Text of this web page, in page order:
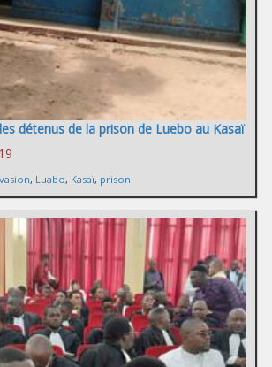
détenus de la prison de Luebo au Kasaï
, Luabo, Kasaï, prison